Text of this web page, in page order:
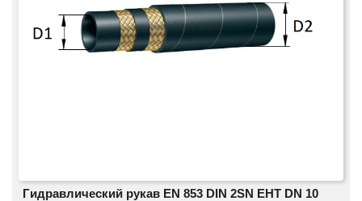
Гидравлический рукав EN 853 DIN 2SN EHT DN 10